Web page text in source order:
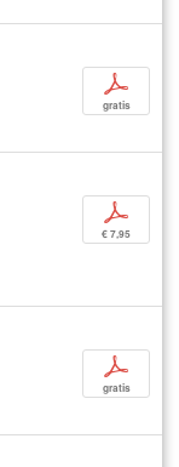
p
gratis
p
€ 7,95
p
gratis